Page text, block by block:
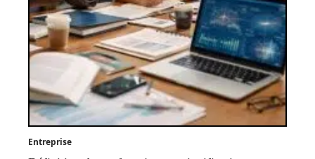
Entreprise